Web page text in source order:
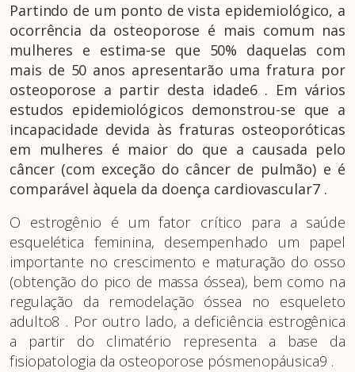
Partindo de um ponto de vista epidemiológico, a
ocorrência da osteoporose é mais comum nas
mulheres e estima-se que 50% daquelas com
mais de 50 anos apresentarão uma fratura por
osteoporose a partir desta idade6 . Em vários
estudos epidemiológicos demonstrou-se que a
incapacidade devida às fraturas osteoporóticas
em mulheres é maior do que a causada pelo
câncer (com exceção do câncer de pulmão) e é
comparável àquela da doença cardiovascular7 .
O estrogênio é um fator crítico para a saúde
esquelética feminina, desempenhado um papel
importante no crescimento e maturação do osso
(obtenção do pico de massa óssea), bem como na
regulação da remodelação óssea no esqueleto
adulto8 . Por outro lado, a deficiência estrogênica
a partir do climatério representa a base da
fisiopatologia da osteoporose pósmenopáusica9 .